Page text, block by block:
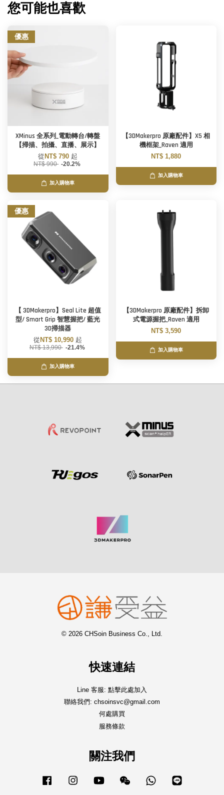
您可能也喜歡
優惠
XMinus 全系列_電動轉台/轉盤
【掃描、拍攝、直播、展示】
從 NT$ 790 起
NT$ 990 -20.2%
加入購物車
【3DMakerpro 原廠配件】X5 相
機框架_Raven 適用
NT$ 1,880
加入購物車
優惠
【 3DMakerpro】Seal Lite 超值
型/ Smart Grip 智慧握把/ 藍光
3D掃描器
從 NT$ 10,990 起
NT$ 13,990 -21.4%
加入購物車
【3DMakerpro 原廠配件】拆卸
式電源握把_Raven 適用
NT$ 3,590
加入購物車
© 2026 CHSoin Business Co., Ltd.
快速連結
Line 客服: 點擊此處加入
聯絡我們: chsoinsvc@gmail.com
何處購買
服務條款
關注我們
Facebook Instagram YouTube Wechat Whatsapp